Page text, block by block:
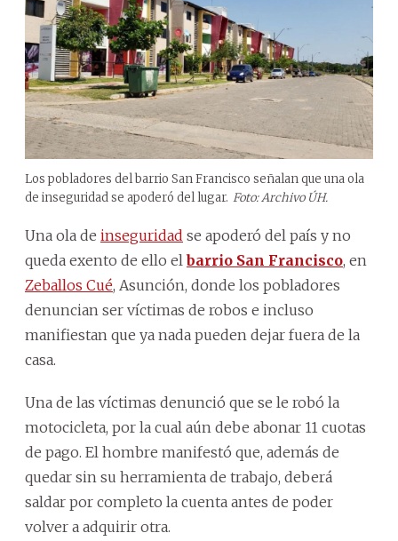
Los pobladores del barrio San Francisco señalan que una ola
de inseguridad se apoderó del lugar. Foto: Archivo ÚH.
Una ola de inseguridad se apoderó del país y no
queda exento de ello elbarrio San Francisco, en
Zeballos Cué, Asunción, donde los pobladores
denuncian ser víctimas de robos e incluso
manifiestan que ya nada pueden dejar fuera de la
casa.
Una de las víctimas denunció que se le robó la
motocicleta, por la cual aún debe abonar 11 cuotas
de pago. El hombre manifestó que, además de
quedar sin su herramienta de trabajo, deberá
saldar por completo la cuenta antes de poder
volver a adquirir otra.